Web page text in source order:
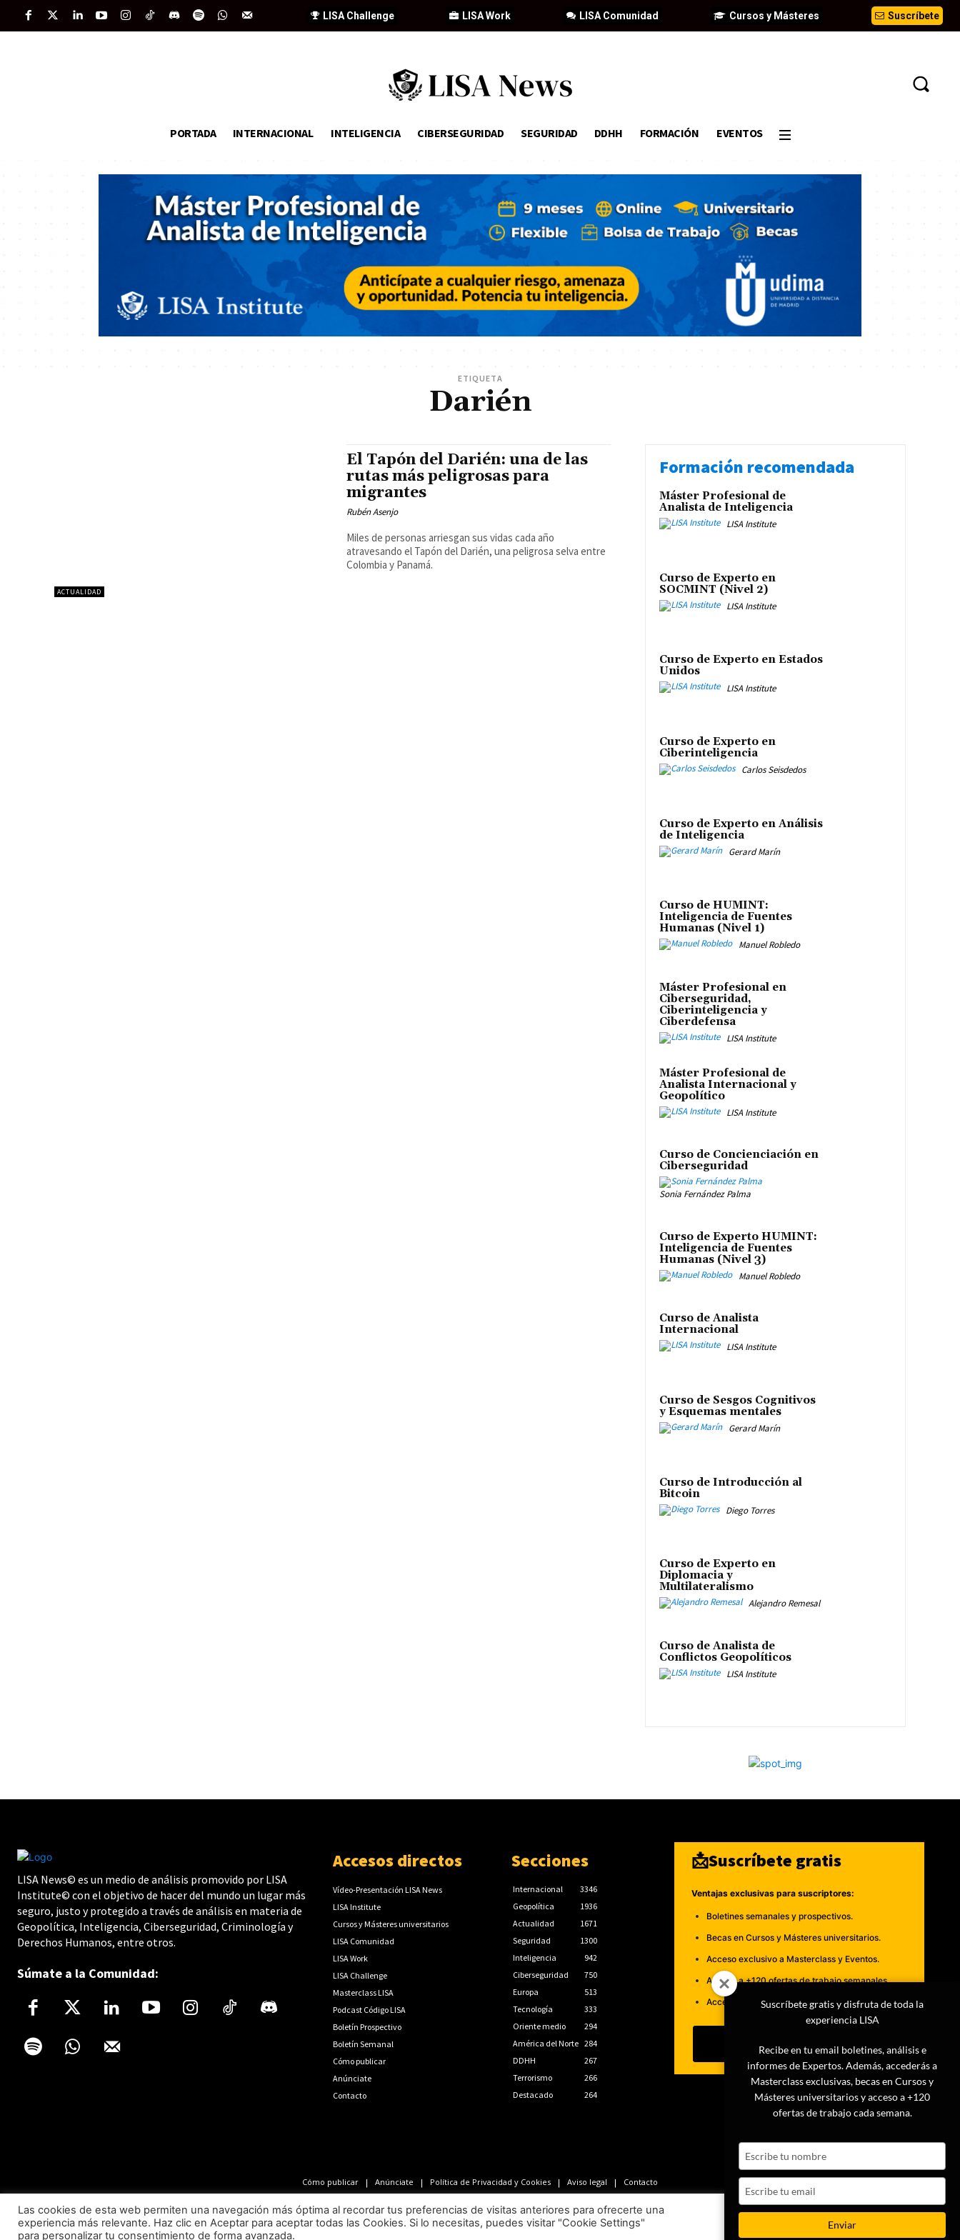
Suscríbete
Cursos y Másteres
LISA Comunidad
LISA Work
LISA Challenge
PORTADA INTERNACIONAL INTELIGENCIA CIBERSEGURIDAD SEGURIDAD DDHH FORMACIÓN EVENTOS
ETIQUETA
Darién
ACTUALIDAD
El Tapón del Darién: una de las
rutas más peligrosas para
migrantes
Rubén Asenjo
Miles de personas arriesgan sus vidas cada año
atravesando el Tapón del Darién, una peligrosa selva entre
Colombia y Panamá.
Formación recomendada
Máster Profesional de
Analista de Inteligencia
LISA Institute
Curso de Experto en
SOCMINT (Nivel 2)
LISA Institute
Curso de Experto en Estados
Unidos
LISA Institute
Curso de Experto en
Ciberinteligencia
Carlos Seisdedos
Curso de Experto en Análisis
de Inteligencia
Gerard Marín
Curso de HUMINT:
Inteligencia de Fuentes
Humanas (Nivel 1)
Manuel Robledo
Máster Profesional en
Ciberseguridad,
Ciberinteligencia y
Ciberdefensa
LISA Institute
Máster Profesional de
Analista Internacional y
Geopolítico
LISA Institute
Curso de Concienciación en
Ciberseguridad
Sonia Fernández Palma
Curso de Experto HUMINT:
Inteligencia de Fuentes
Humanas (Nivel 3)
Manuel Robledo
Curso de Analista
Internacional
LISA Institute
Curso de Sesgos Cognitivos
y Esquemas mentales
Gerard Marín
Curso de Introducción al
Bitcoin
Diego Torres
Curso de Experto en
Diplomacia y
Multilateralismo
Alejandro Remesal
Curso de Analista de
Conflictos Geopolíticos
LISA Institute
LISA News© es un medio de análisis promovido por LISA
Institute© con el objetivo de hacer del mundo un lugar más
seguro, justo y protegido a través de análisis en materia de
Geopolítica, Inteligencia, Ciberseguridad, Criminología y
Derechos Humanos, entre otros.
Súmate a la Comunidad:
Accesos directos
Vídeo-Presentación LISA News
LISA Institute
Cursos y Másteres universitarios
LISA Comunidad
LISA Work
LISA Challenge
Masterclass LISA
Podcast Código LISA
Boletín Prospectivo
Boletín Semanal
Cómo publicar
Anúnciate
Contacto
Secciones
Internacional
3346
Geopolítica
1936
Actualidad
1671
Seguridad
1300
Inteligencia
942
Ciberseguridad
750
Europa
513
Tecnología
333
Oriente medio
294
América del Norte 284
DDHH
267
Terrorismo
266
Destacado
264
📩Suscríbete gratis
Ventajas exclusivas para suscriptores:
Boletines semanales y prospectivos.
Becas en Cursos y Másteres universitarios.
Acceso exclusivo a Masterclass y Eventos.
Acceso a +120 ofertas de trabajo semanales.
Acceso a LISA Comunidad y LISA Challenge.
Suscribirme
Cómo publicar Anúnciate Política de Privacidad y Cookies Aviso legal Contacto
LISA News©. Creative Commons BY-NC-ND.
Suscríbete gratis y disfruta de toda la
experiencia LISA
Recibe en tu email boletines, análisis e
informes de Expertos. Además, accederás a
Masterclass exclusivas, becas en Cursos y
Másteres universitarios y acceso a +120
ofertas de trabajo cada semana.
name
email
Enviar
Las cookies de esta web permiten una navegación más óptima al recordar tus preferencias de visitas anteriores para ofrecerte una
experiencia más relevante. Haz clic en Aceptar para aceptar todas las Cookies. Si lo necesitas, puedes visitar "Cookie Settings"
para personalizar tu consentimiento de forma avanzada.
Ajustes